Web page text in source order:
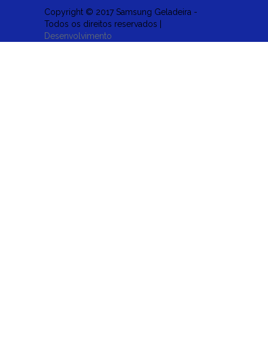
Copyright © 2017 Samsung Geladeira -
Todos os direitos reservados |
Desenvolvimento